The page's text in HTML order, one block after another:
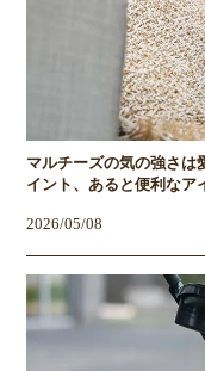
マルチーズの気の強さは
イント、あると便利なア
2026/05/08